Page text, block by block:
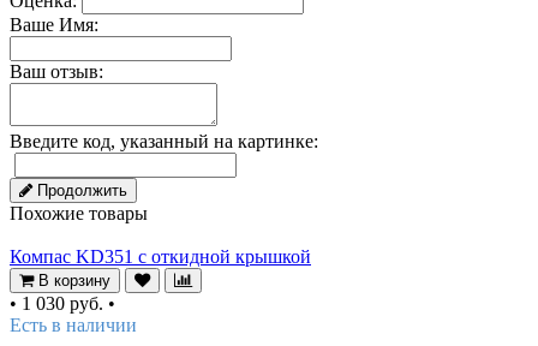
Ваше Имя:
Ваш отзыв:
Введите код, указанный на картинке:
Продолжить
Похожие товары
Компас KD351 с откидной крышкой
В корзину
• 1 030 руб. •
Есть в наличии